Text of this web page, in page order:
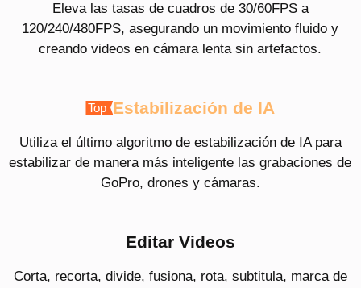
Eleva las tasas de cuadros de 30/60FPS a
120/240/480FPS, asegurando un movimiento fluido y
creando videos en cámara lenta sin artefactos.
Estabilización de IA
Utiliza el último algoritmo de estabilización de IA para
estabilizar de manera más inteligente las grabaciones de
GoPro, drones y cámaras.
Editar Videos
Corta, recorta, divide, fusiona, rota, subtitula, marca de